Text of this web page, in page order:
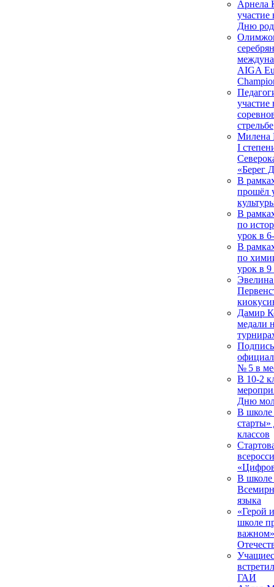
Арнела
участие
Дню
AIGA
участие
стрельбе
Милена
I
«Берег
В
прошёл
В
по
урок в
В
по
урок в 9
Дамир
медали
№ 5 в
В 10-2
Дню
В школе
старты»
классов
В школе
языка
«Герой
школе
ГАИ